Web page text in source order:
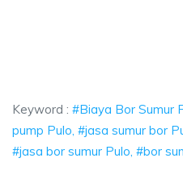
Keyword : #Biaya Bor Sumur
pump Pulo, #jasa sumur bor
#jasa bor sumur Pulo, #bor